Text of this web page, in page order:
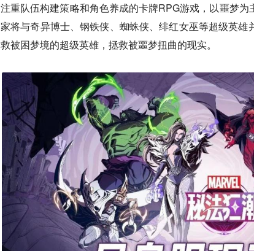
注重队伍构建策略和角色养成的卡牌RPG游戏，以噩梦
家将与奇异博士、钢铁侠、蜘蛛侠、绯红女巫等超级英
救被困梦境的超级英雄，拯救被噩梦扭曲的现实。